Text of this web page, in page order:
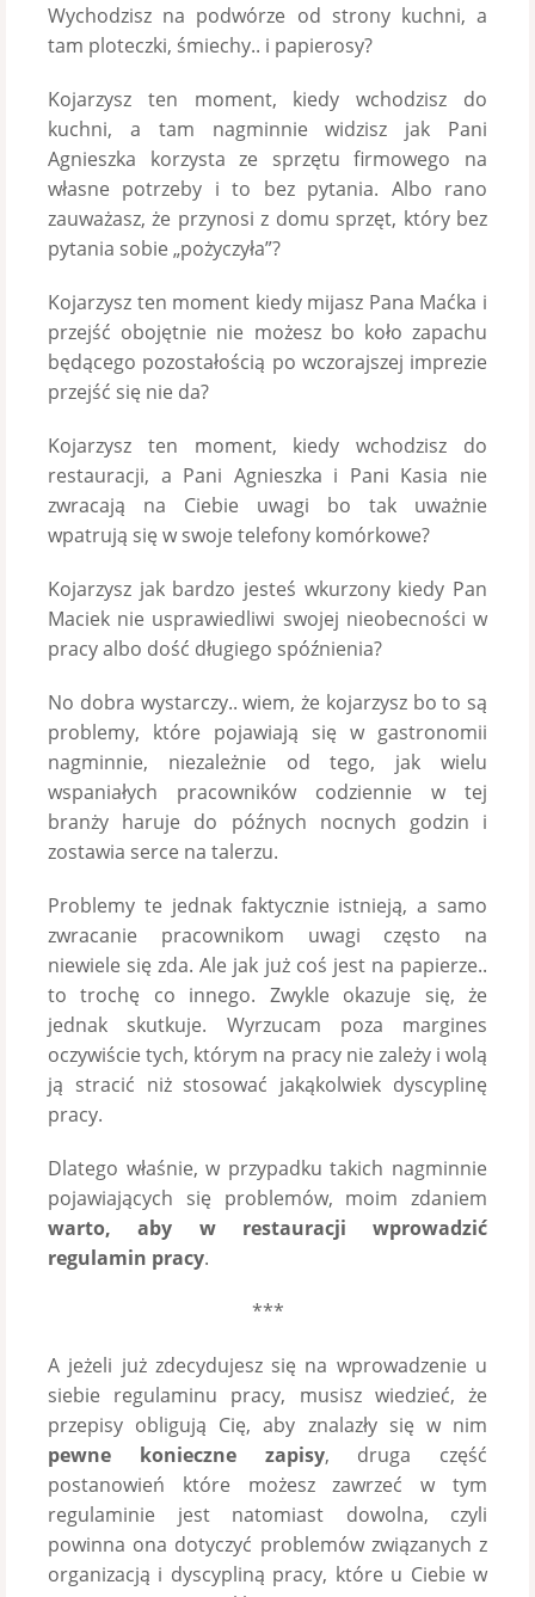
Wychodzisz na podwórze od strony kuchni, a
tam ploteczki, śmiechy.. i papierosy?
Kojarzysz ten moment, kiedy wchodzisz do
kuchni, a tam nagminnie widzisz jak Pani
Agnieszka korzysta ze sprzętu firmowego na
własne potrzeby i to bez pytania. Albo rano
zauważasz, że przynosi z domu sprzęt, który bez
pytania sobie „pożyczyła”?
Kojarzysz ten moment kiedy mijasz Pana Maćka i
przejść obojętnie nie możesz bo koło zapachu
będącego pozostałością po wczorajszej imprezie
przejść się nie da?
Kojarzysz ten moment, kiedy wchodzisz do
restauracji, a Pani Agnieszka i Pani Kasia nie
zwracają na Ciebie uwagi bo tak uważnie
wpatrują się w swoje telefony komórkowe?
Kojarzysz jak bardzo jesteś wkurzony kiedy Pan
Maciek nie usprawiedliwi swojej nieobecności w
pracy albo dość długiego spóźnienia?
No dobra wystarczy.. wiem, że kojarzysz bo to są
problemy, które pojawiają się w gastronomii
nagminnie, niezależnie od tego, jak wielu
wspaniałych pracowników codziennie w tej
branży haruje do późnych nocnych godzin i
zostawia serce na talerzu.
Problemy te jednak faktycznie istnieją, a samo
zwracanie pracownikom uwagi często na
niewiele się zda. Ale jak już coś jest na papierze..
to trochę co innego. Zwykle okazuje się, że
jednak skutkuje. Wyrzucam poza margines
oczywiście tych, którym na pracy nie zależy i wolą
ją stracić niż stosować jakąkolwiek dyscyplinę
pracy.
Dlatego właśnie, w przypadku takich nagminnie
pojawiających się problemów, moim zdaniem
warto, aby w restauracji wprowadzić
regulamin pracy.
***
A jeżeli już zdecydujesz się na wprowadzenie u
siebie regulaminu pracy, musisz wiedzieć, że
przepisy obligują Cię, aby znalazły się w nim
pewne konieczne zapisy, druga część
postanowień które możesz zawrzeć w tym
regulaminie jest natomiast dowolna, czyli
powinna ona dotyczyć problemów związanych z
organizacją i dyscypliną pracy, które u Ciebie w